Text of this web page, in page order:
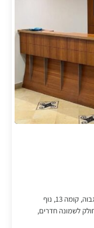
במגדל ש.א.פ המבוקש, משרד יפייפה וייצוגי בגמר גבוה, קומה 13, נוף
לשמונה חדרים,